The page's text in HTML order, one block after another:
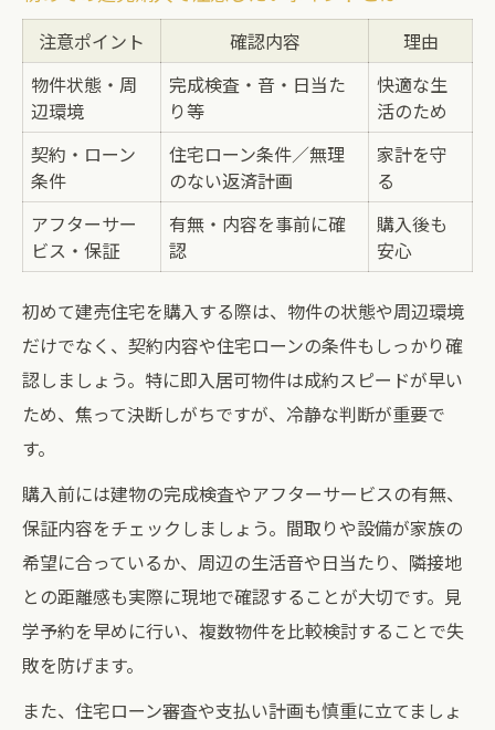
注意ポイント 確認内容
理由
物件状態・周
辺環境
完成検査・音・日当た
り等
快適な生
活のため
契約・ローン
条件
住宅ローン条件／無理
のない返済計画
家計を守
る
アフターサー
ビス・保証
有無・内容を事前に確
認
購入後も
安心
初めて建売住宅を購入する際は、物件の状態や周辺環境
だけでなく、契約内容や住宅ローンの条件もしっかり確
認しましょう。特に即入居可物件は成約スピードが早い
ため、焦って決断しがちですが、冷静な判断が重要で
す。
購入前には建物の完成検査やアフターサービスの有無、
保証内容をチェックしましょう。間取りや設備が家族の
希望に合っているか、周辺の生活音や日当たり、隣接地
との距離感も実際に現地で確認することが大切です。見
学予約を早めに行い、複数物件を比較検討することで失
敗を防げます。
また、住宅ローン審査や支払い計画も慎重に立てましょ